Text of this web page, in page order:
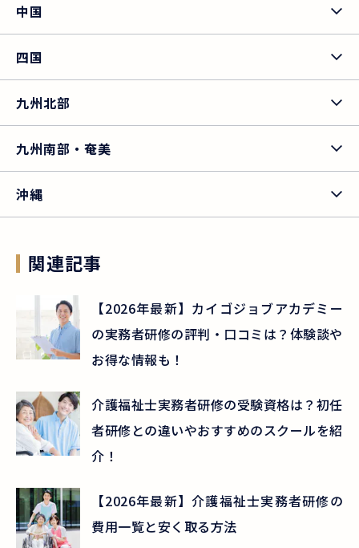
中国
四国
九州北部
九州南部・奄美
沖縄
関連記事
【2026年最新】カイゴジョブアカデミー
の実務者研修の評判・口コミは？体験談や
お得な情報も！
介護福祉士実務者研修の受験資格は？初任
者研修との違いやおすすめのスクールを紹
介！
【2026年最新】介護福祉士実務者研修の
費用一覧と安く取る方法